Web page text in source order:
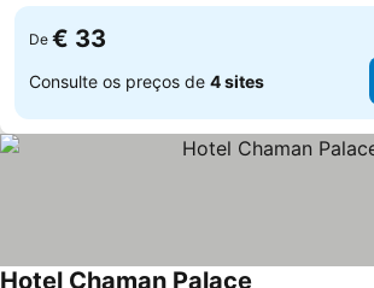
De € 33
Consulte os preços de 4 sites
Hotel Chaman Palace